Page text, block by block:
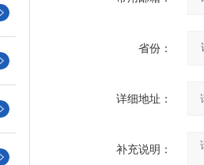
省份：
详细地址：
补充说明：